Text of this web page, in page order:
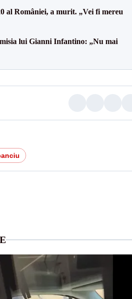
al României, a murit. „Vei fi mereu
lui Gianni Infantino: „Nu mai